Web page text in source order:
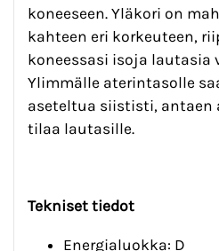
koneeseen. Yläkori on
kahteen eri korkeuteen,
koneessasi isoja lautasia
Ylimmälle aterintasolle
aseteltua siististi, antaen
tilaa lautasille.
Tekniset tiedot
Energialuokka: D